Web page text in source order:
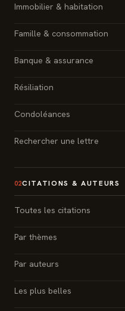
Immobilier & habitation
Famille & consommation
Banque & assurance
Résiliation
Condoléances
Rechercher une lettre
02CITATIONS & AUTEURS
Toutes les citations
Par thèmes
Par auteurs
Les plus belles